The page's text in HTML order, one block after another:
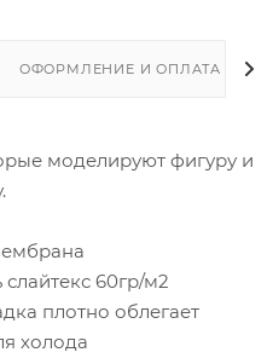
ОФОРМЛЕНИЕ И ОПЛАТА
моделируют фигуру и
60гр/м2
плотно облегает
холода